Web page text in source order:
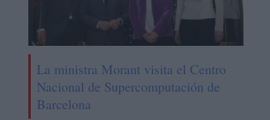
La ministra Morant visita el Centro
Nacional de Supercomputación de
Barcelona